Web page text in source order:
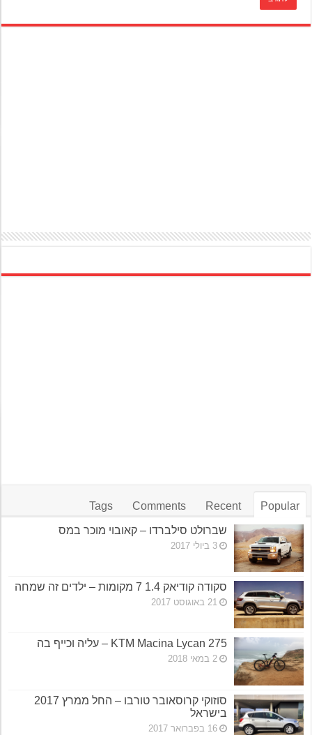
Popular
Recent
Comments
Tags
שברולט סילברדו – קאובוי מוכר במס
3 ביולי 2017
סקודה קודיאק 1.4 7 מקומות – ילדים זה שמחה
21 באוגוסט 2017
KTM Macina Lycan 275 – עליה וכייף בה
2 במאי 2018
סוזוקי קרוסאובר טורבו – החל ממרץ 2017
בישראל
16 בפברואר 2017